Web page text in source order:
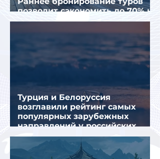
позволит сэкономить до 70% на
летнем отдыхе — АТОР
Турция и Белоруссия
возглавили рейтинг самых
популярных зарубежных
направлений у российских
туристов летом